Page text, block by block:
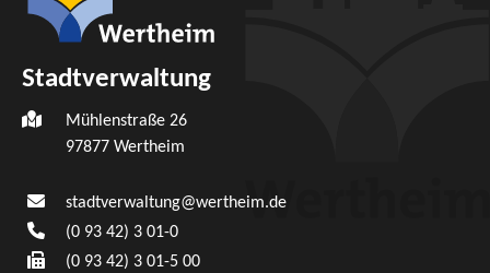
Stadtverwaltung
Mühlenstraße 26
97877 Wertheim
stadtverwaltung@wertheim.de
(0 93 42) 3 01-0
(0 93 42) 3 01-5 00